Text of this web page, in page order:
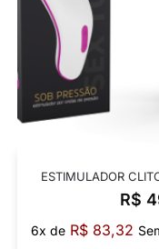
ESTIMULADOR
R$
6x de R$83,32